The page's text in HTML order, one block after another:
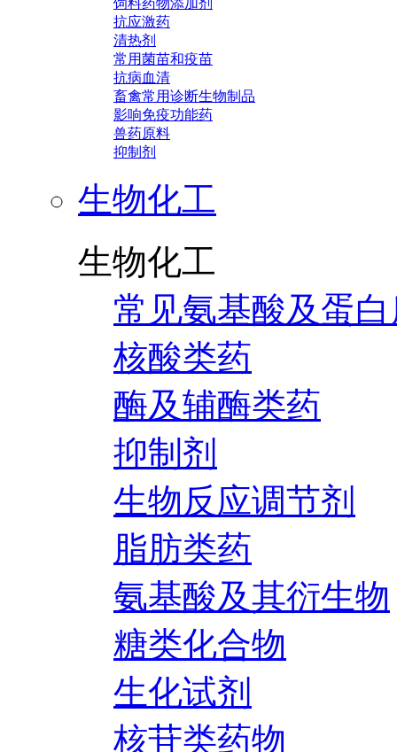
饲料药物添加剂
抗应激药
清热剂
常用菌苗和疫苗
抗病血清
畜禽常用诊断生物制品
影响免疫功能药
兽药原料
抑制剂
生物化工
生物化工
常见氨基酸及蛋
核酸类药
酶及辅酶类药
抑制剂
生物反应调节剂
脂肪类药
氨基酸及其衍生物
糖类化合物
生化试剂
核苷类药物